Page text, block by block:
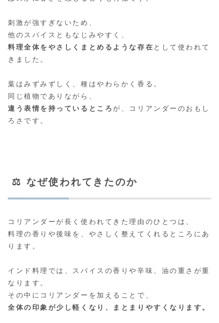
刺激が強すぎないため、
他のスパイスともなじみやすく、
料理全体をやさしくまとめるような存在 として使われて
きました。
葉はみずみずしく、種はやわらかく香る。
同じ植物でありながら、
違う表情を持っているところ が、コリアンダーのおもし
ろさです。
⚖️ なぜ使われてきたのか
コリアンダーが長く使われてきた理由のひとつは、
料理の香りや後味を、やさしく整えてくれるところにあ
ります。
インド料理では、スパイスの香りや辛味、油の重さが重
なります。
その中にコリアンダーを加えることで、
全体の印象が少し軽くなり、まとまりやすくなります。